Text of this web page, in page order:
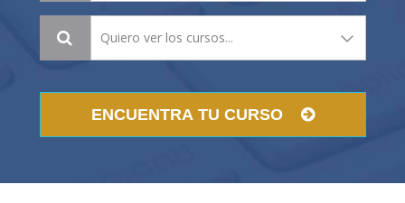
ENCUENTRA TU CURSO